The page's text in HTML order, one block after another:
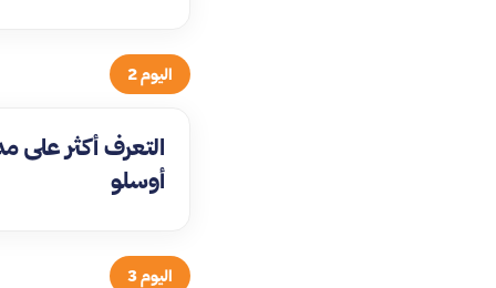
اليوم 2
التعرف أكثر على
أوسلو
اليوم 3